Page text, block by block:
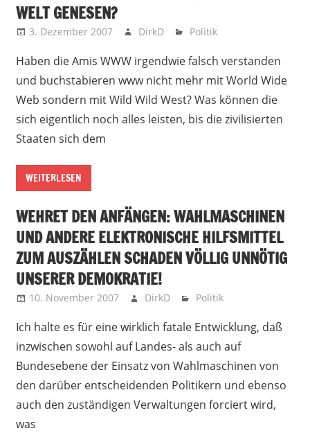
WELT GENESEN?
3. Dezember 2007 DirkD Politik
Haben die Amis WWW irgendwie falsch verstanden
und buchstabieren www nicht mehr mit World Wide
Web sondern mit Wild Wild West? Was können die
sich eigentlich noch alles leisten, bis die zivilisierten
Staaten sich dem
WEITERLESEN
WEHRET DEN ANFÄNGEN: WAHLMASCHINEN
UND ANDERE ELEKTRONISCHE HILFSMITTEL
ZUM AUSZÄHLEN SCHADEN VÖLLIG UNNÖTIG
UNSERER DEMOKRATIE!
10. November 2007 DirkD Politik
Ich halte es für eine wirklich fatale Entwicklung, daß
inzwischen sowohl auf Landes- als auch auf
Bundesebene der Einsatz von Wahlmaschinen von
den darüber entscheidenden Politikern und ebenso
auch den zuständigen Verwaltungen forciert wird,
was